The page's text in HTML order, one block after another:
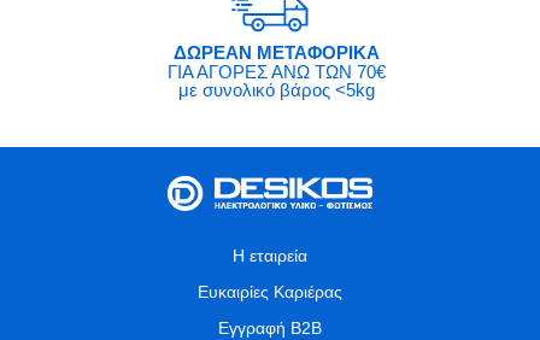
ΔΩΡΕΑΝ ΜΕΤΑΦΟΡΙΚΑ
ΓΙΑ ΑΓΟΡΕΣ ΑΝΩ ΤΩΝ 70€
με συνολικό βάρος <5kg
Η εταιρεία
Ευκαιρίες Καριέρας
Εγγραφή B2B